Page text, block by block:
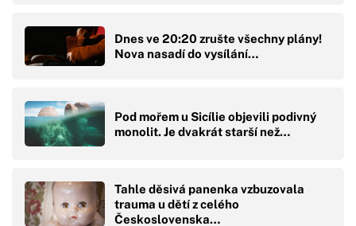
Dnes ve 20:20 zrušte všechny plány!
Nova nasadí do vysílání…
Pod mořem u Sicílie objevili podivný
monolit. Je dvakrát starší než…
Tahle děsivá panenka vzbuzovala
trauma u dětí z celého
Československa…